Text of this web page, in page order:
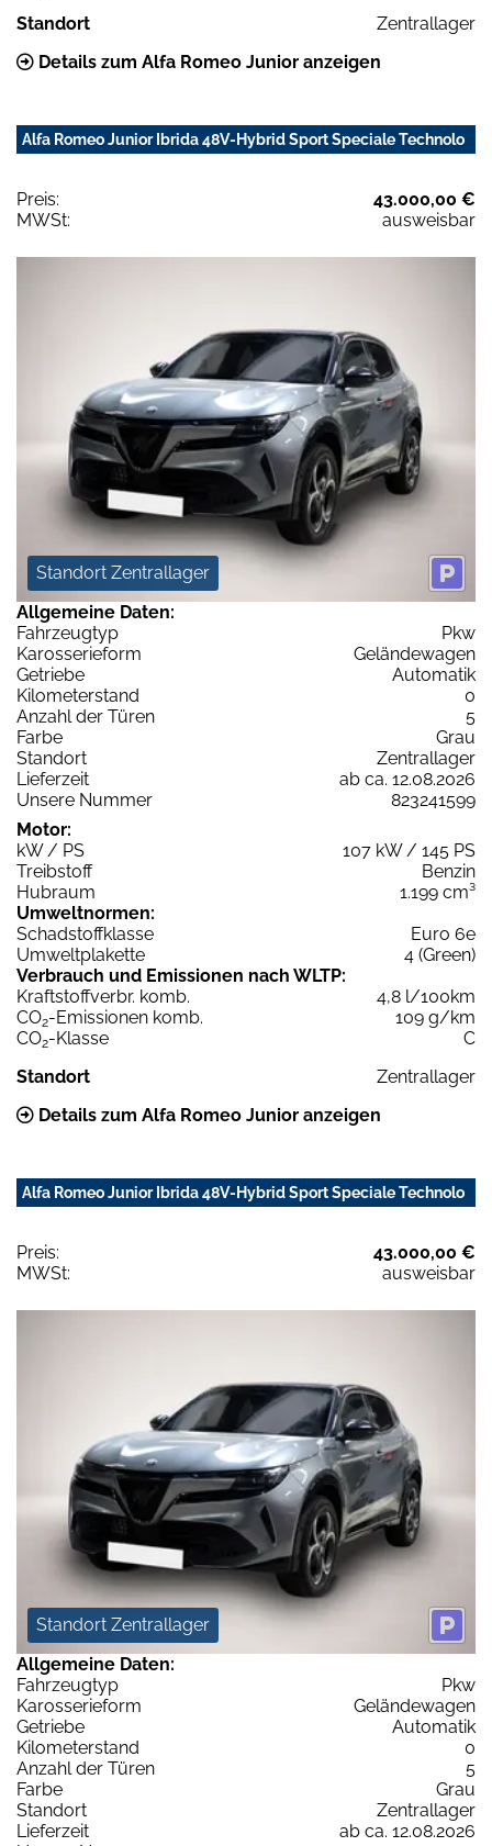
Standort
Zentrallager
Details zum Alfa Romeo Junior anzeigen
Alfa Romeo Junior Ibrida 48V-Hybrid Sport Speciale Technolo
Preis:
43.000,00 €
MWSt:
ausweisbar
Standort Zentrallager
Allgemeine Daten:
Fahrzeugtyp
Pkw
Karosserieform
Geländewagen
Getriebe
Automatik
Kilometerstand
0
Anzahl der Türen
5
Farbe
Grau
Standort
Zentrallager
Lieferzeit
ab ca. 12.08.2026
Unsere Nummer
823241599
Motor:
kW / PS
107 kW / 145 PS
Treibstoff
Benzin
Hubraum
1.199 cm³
Umweltnormen:
Schadstoffklasse
Euro 6e
Umweltplakette
4 (Green)
Verbrauch und Emissionen nach WLTP:
Kraftstoffverbr. komb.
4,8 l/100km
CO2-Emissionen komb.
109 g/km
CO2-Klasse
C
Standort
Zentrallager
Details zum Alfa Romeo Junior anzeigen
Alfa Romeo Junior Ibrida 48V-Hybrid Sport Speciale Technolo
Preis:
43.000,00 €
MWSt:
ausweisbar
Standort Zentrallager
Allgemeine Daten:
Fahrzeugtyp
Pkw
Karosserieform
Geländewagen
Getriebe
Automatik
Kilometerstand
0
Anzahl der Türen
5
Farbe
Grau
Standort
Zentrallager
Lieferzeit
ab ca. 12.08.2026